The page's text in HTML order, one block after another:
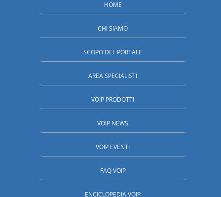
HOME
CHI SIAMO
SCOPO DEL PORTALE
AREA SPECIALISTI
VOIP PRODOTTI
VOIP NEWS
VOIP EVENTI
FAQ VOIP
ENCICLOPEDIA VOIP